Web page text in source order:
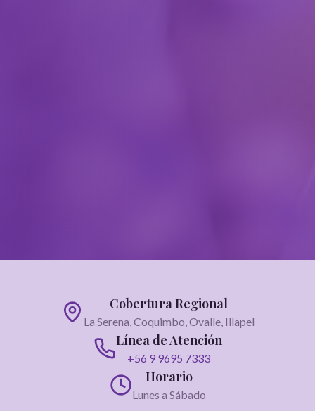
Cobertura Regional
La Serena, Coquimbo, Ovalle, Illapel
Línea de Atención
+56 9 9695 7333
Horario
Lunes a Sábado